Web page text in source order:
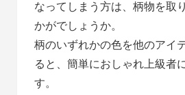
なってしまう方は、柄物を取
かがでしょうか。
柄のいずれかの色を他のアイ
ると、簡単におしゃれ上級者
す。